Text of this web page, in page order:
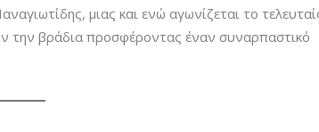
μιας και ενώ αγωνίζεται το
την βράδια προσφέροντας έναν συναρπαστικό